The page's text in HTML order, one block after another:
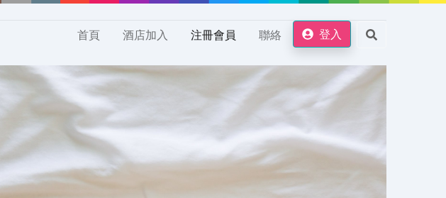
首頁 酒店加入 注冊會員 聯絡 登入